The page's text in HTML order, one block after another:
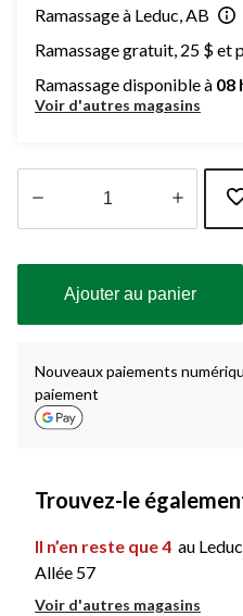
Ramassage à Leduc, AB
Ramassage gratuit, 25 $ et
Ramassage disponible à 08
Voir d'autres magasins
à
Ajouter au panier
Nouveaux paiements
paiement
Trouvez-le
Il n’en reste que 4 au
Allée 57
Voir d'autres magasins